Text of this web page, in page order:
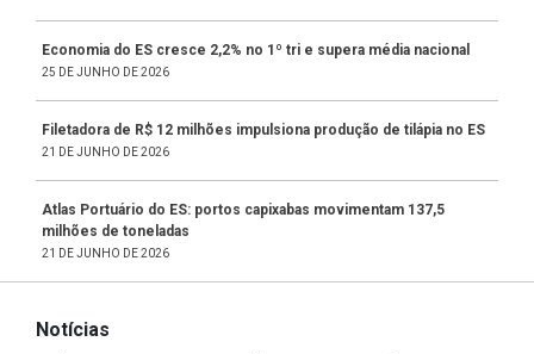
Economia do ES cresce 2,2% no 1º tri e supera média nacional
25 DE JUNHO DE 2026
Filetadora de R$ 12 milhões impulsiona produção de tilápia no ES
21 DE JUNHO DE 2026
Atlas Portuário do ES: portos capixabas movimentam 137,5
milhões de toneladas
21 DE JUNHO DE 2026
Notícias